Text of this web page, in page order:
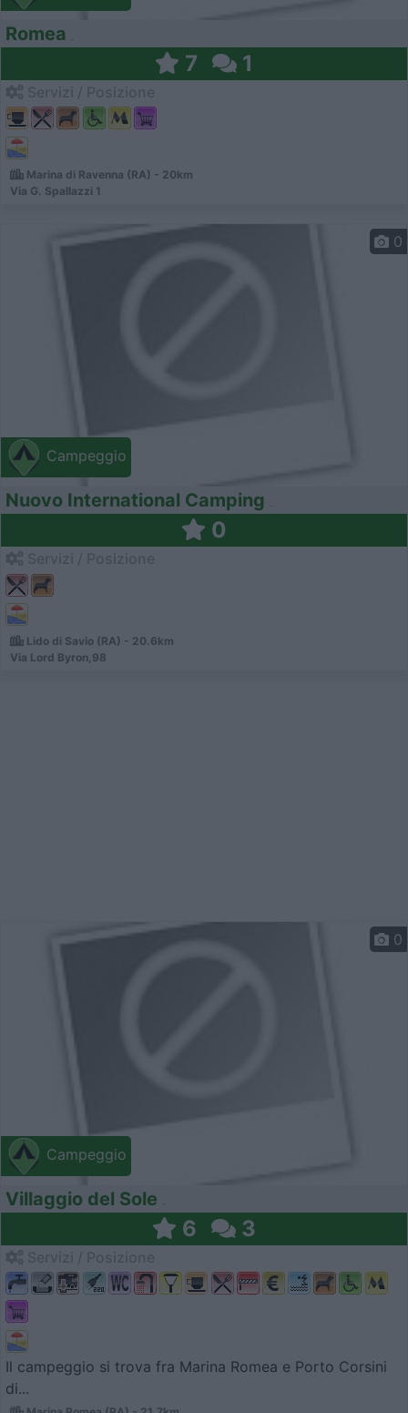
Romea
7 1
Marina di Ravenna (RA) - 20km
Via G. Spallazzi 1
Campeggio
0
Nuovo International Camping
0
Lido di Savio (RA) - 20.6km
Via Lord Byron,98
Campeggio
0
Villaggio del Sole
6 3
Il campeggio si trova fra Marina Romea e Porto Corsini
di...